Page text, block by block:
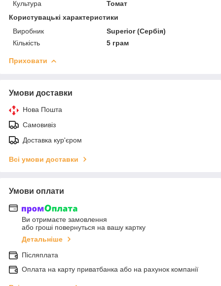
Культура
Томат
Користувацькі характеристики
Виробник
Superior (Сербія)
Кількість
5 грам
Приховати
Умови доставки
Нова Пошта
Самовивіз
Доставка кур'єром
Всі умови доставки
Умови оплати
Ви отримаєте замовлення
або гроші повернуться на вашу картку
Детальніше
Післяплата
Оплата на карту приватбанка або на рахунок компанії